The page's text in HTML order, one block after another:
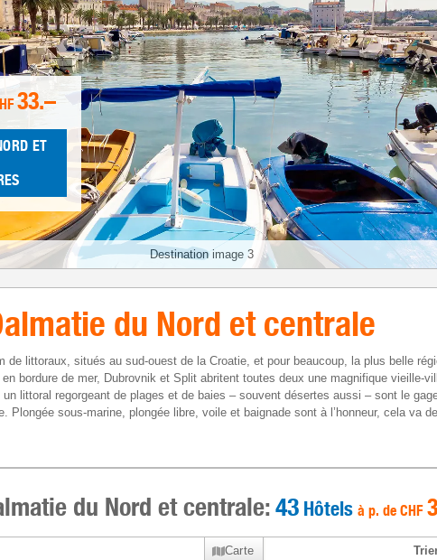
Destination image 3
33.–
ET
du Nord et centrale
de littoraux, situés au sud-ouest de la Croatie, et pour beaucoup, la plus belle
bordure de mer, Dubrovnik et Split abritent toutes deux une magnifique vieille-
littoral regorgeant de plages et de baies – souvent désertes aussi – sont le
Plongée sous-marine, plongée libre, voile et baignade sont à l’honneur, cela va
du Nord et centrale:43 Hôtels à p. de CHF
Carte